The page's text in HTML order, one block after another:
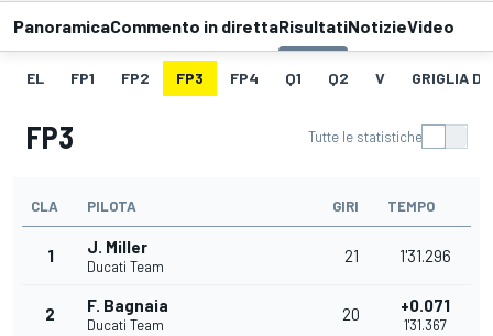
PanoramicaCommento in direttaRisultatiNotizieVideo
EL FP1 FP2 FP3 FP4 Q1 Q2 V GRIGLIA DI
FP3 Tutte le statistiche
CLA PILOTA GIRI TEMPO
1 J. Miller
Ducati Team
21 1'31.296
2 F. Bagnaia
Ducati Team
20 +0.071
1'31.367